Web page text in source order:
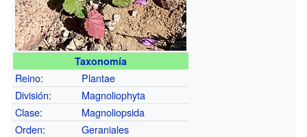
Taxonomía
Reino:
Plantae
División:
Magnoliophyta
Clase:
Magnoliopsida
Orden:
Geraniales